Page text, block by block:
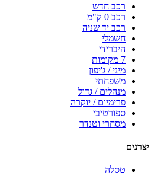
רכב חדש
רכב 0 ק"מ
רכב יד שניה
חשמלי
היברידי
7 מקומות
מיני / ג'יפון
משפחתי
מנהלים / גדול
פרימיום / יוקרה
ספורטיבי
מסחרי וטנדר
יצרנים
טסלה